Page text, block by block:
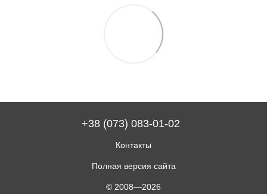
+38 (073) 083-01-02
Контакты
Полная версия сайта
© 2008—2026